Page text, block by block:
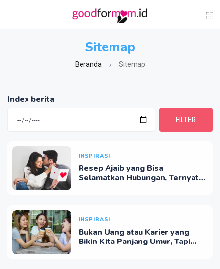
Sitemap
Beranda Sitemap
Index berita
FILTER
INSPIRASI
Resep Ajaib yang Bisa
Selamatkan Hubungan, Ternyata
INSPIRASI
Bukan Uang atau Karier yang
Bikin Kita Panjang Umur, Tapi